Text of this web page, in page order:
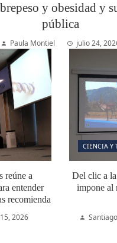
y obesidad y
pública
Paula Montiel julio 24,
reúne a
entender
recomienda
2026
CIENCIA Y
Del clic a
impone al